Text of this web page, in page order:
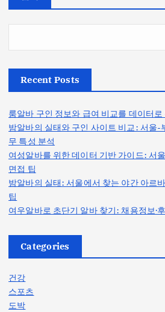
Recent Posts
룸알바 구인 정보와 급여 비교를 데이터
밤알바의 실태와 구인 사이트 비교: 서울-
무 특성 분석
여성알바를 위한 데이터 기반 가이드: 서
면접 팁
밤알바의 실태: 서울에서 찾는 야간 아르
팁
여우알바로 초단기 알바 찾기: 채용정보·
Categories
건강
스포츠
도박